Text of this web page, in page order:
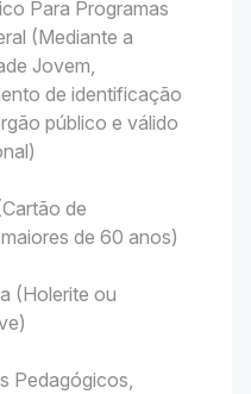
Para Programas
(Mediante a
Jovem,
de identificação
público e válido
de
de 60 anos)
(Holerite ou
Pedagógicos,